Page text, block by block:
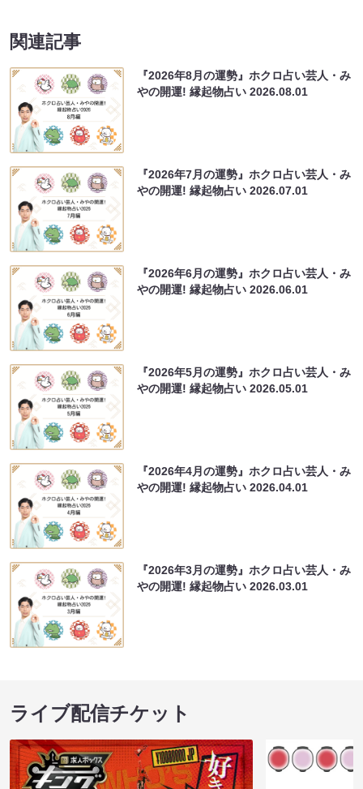
関連記事
『2026年8月の運勢』ホクロ占い芸人・み
やの開運! 縁起物占い2026.08.01
『2026年7月の運勢』ホクロ占い芸人・み
やの開運! 縁起物占い2026.07.01
『2026年6月の運勢』ホクロ占い芸人・み
やの開運! 縁起物占い2026.06.01
『2026年5月の運勢』ホクロ占い芸人・み
やの開運! 縁起物占い2026.05.01
『2026年4月の運勢』ホクロ占い芸人・み
やの開運! 縁起物占い2026.04.01
『2026年3月の運勢』ホクロ占い芸人・み
やの開運! 縁起物占い2026.03.01
ライブ配信チケット